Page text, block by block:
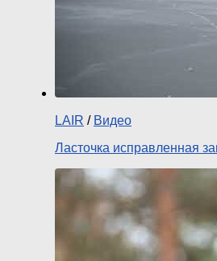
LAIR / Видео
Ласточка исправленная